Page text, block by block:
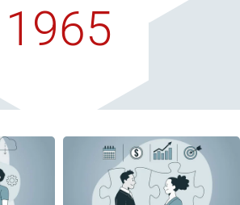
1965